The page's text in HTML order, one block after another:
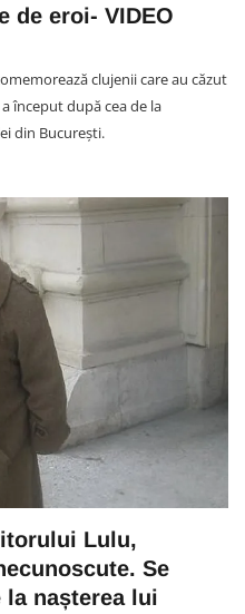
de eroi- VIDEO
clujenii care au căzut
început după cea de la
din București.
Lulu,
Se
la nașterea lui